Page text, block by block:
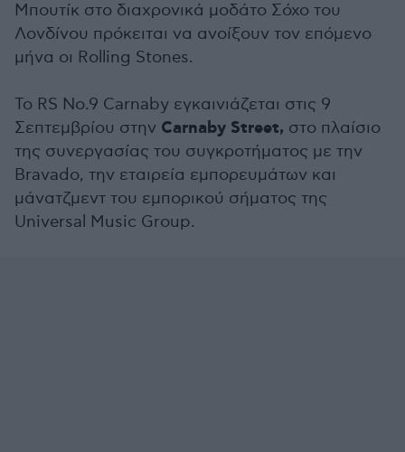
Μπουτίκ στο διαχρονικά μοδάτο Σόχο του
Λονδίνου πρόκειται να ανοίξουν τον επόμενο
μήνα οι Rolling Stones.
Το RS No.9 Carnaby εγκαινιάζεται στις 9
Σεπτεμβρίου στην Carnaby Street, στο πλαίσιο
της συνεργασίας του συγκροτήματος με την
Bravado, την εταιρεία εμπορευμάτων και
μάνατζμεντ του εμπορικού σήματος της
Universal Music Group.